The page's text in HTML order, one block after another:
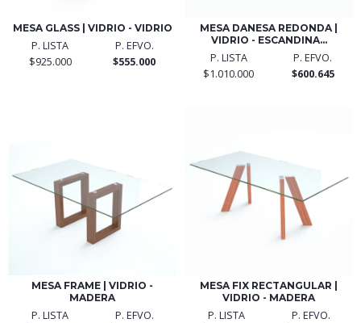
MESA GLASS | VIDRIO - VIDRIO
P. LISTA
$925.000
P. EFVO.
$555.000
MESA DANESA REDONDA |
VIDRIO - ESCANDINA...
P. LISTA
$1.010.000
P. EFVO.
$600.645
MESA FRAME | VIDRIO -
MADERA
P. LISTA
P. EFVO.
MESA FIX RECTANGULAR |
VIDRIO - MADERA
P. LISTA
P. EFVO.